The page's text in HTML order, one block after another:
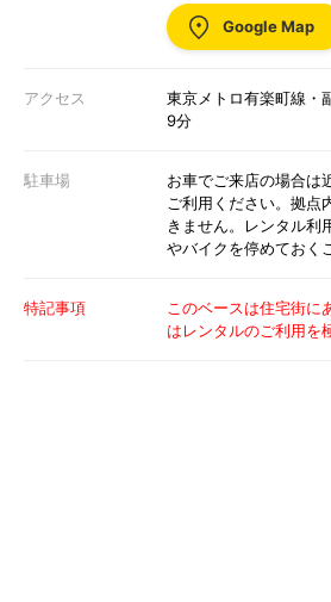
Google Map
アクセス
東京メトロ有楽町線・
9分
駐車場
お車でご来店の場合は
ご利用ください。拠点
きません。レンタル利
やバイクを停めておく
特記事項
このベースは住宅街に
はレンタルのご利用を